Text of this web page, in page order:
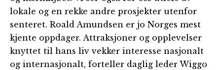
lokale og en rekke andre prosjekter utenfor
senteret. Roald Amundsen er jo Norges mest
kjente oppdager. Attraksjoner og opplevelser
knyttet til hans liv vekker interesse nasjonalt
og internasjonalt, forteller daglig leder Wiggo